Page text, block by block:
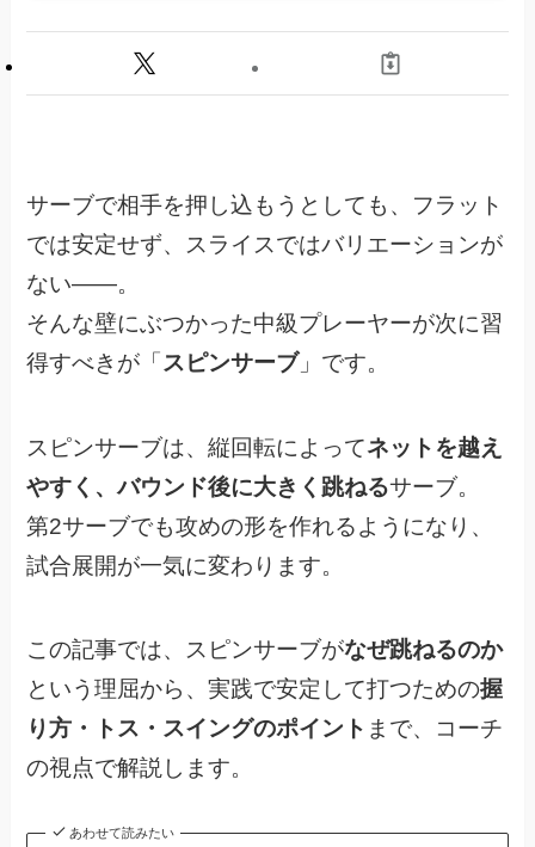
サーブで相手を押し込もうとしても、フラット
では安定せず、スライスではバリエーションが
ない——。
そんな壁にぶつかった中級プレーヤーが次に習
得すべきが「 スピンサーブ」です。
スピンサーブは、縦回転によってネットを越え
やすく、バウンド後に大きく跳ねるサーブ。
第2サーブでも攻めの形を作れるようになり、
試合展開が一気に変わります。
この記事では、スピンサーブがなぜ跳ねるのか
という理屈から、実践で安定して打つための握
り方・トス・スイングのポイント まで、コーチ
の視点で解説します。
あわせて読みたい